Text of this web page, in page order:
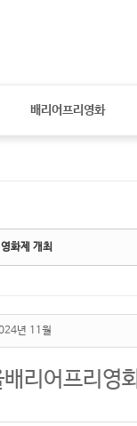
배리어프리영화
화제 개최
년 11월
리어프리영